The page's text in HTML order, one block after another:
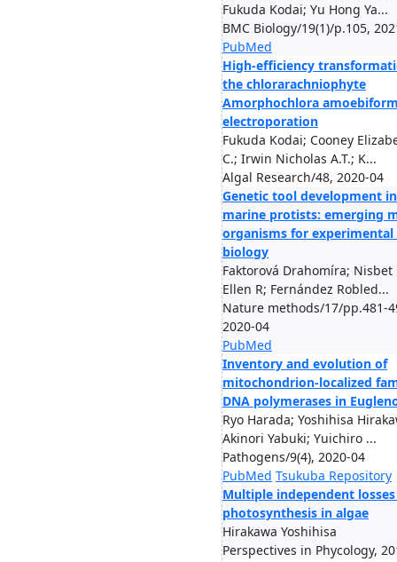
Fukuda Kodai; Yu Hong Ya...
BMC Biology/19(1)/p.105,
PubMed
High-efficiency
the chlorarachniophyte
Amorphochlora
electroporation
Fukuda Kodai; Cooney
C.; Irwin Nicholas A.T.; K...
Algal Research/48, 2020-04
Genetic tool development in
marine protists: emerging
organisms for experimental
biology
Faktorová Drahomíra; Nisbet
Ellen R; Fernández Robled...
Nature methods/17/pp.481-
2020-04
PubMed
Inventory and evolution of
mitochondrion-localized
DNA polymerases in
Ryo Harada; Yoshihisa
Akinori Yabuki; Yuichiro ...
Pathogens/9(4), 2020-04
PubMed Tsukuba Repository
Multiple independent
photosynthesis in algae
Hirakawa Yoshihisa
Perspectives in Phycology,